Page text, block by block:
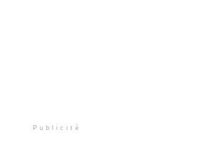
Publicité